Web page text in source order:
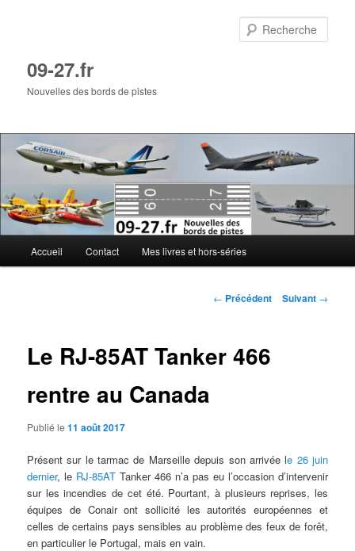
09-27.fr
Nouvelles des bords de pistes
principal
Accueil Contact Mes livres et hors-séries
Navigation
← Précédent Suivant →
Le RJ-85AT Tanker 466
rentre au Canada
Publié le11 août 2017
Présent sur le tarmac de Marseille depuis son arrivée le 26 juin
dernier, le RJ-85AT Tanker 466 n’a pas eu l’occasion d’intervenir
sur les incendies de cet été. Pourtant, à plusieurs reprises, les
équipes de Conair ont sollicité les autorités européennes et
celles de certains pays sensibles au problème des feux de forêt,
en particulier le Portugal, mais en vain.